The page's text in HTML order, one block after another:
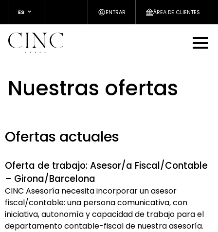
ES ENTRAR ÁREA DE CLIENTES
Nuestras ofertas
Ofertas actuales
Oferta de trabajo: Asesor/a Fiscal/Contable
– Girona/Barcelona
CINC Asesoría necesita incorporar un asesor
fiscal/contable: una persona comunicativa, con
iniciativa, autonomía y capacidad de trabajo para el
departamento contable-fiscal de nuestra asesoría.